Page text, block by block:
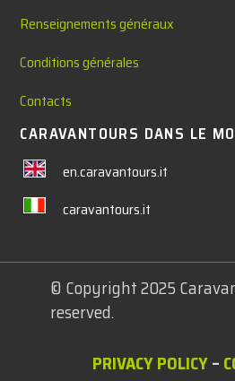
Renseignements généraux
Conditions générales
Contacts
CARAVANTOURS DANS LE
en.caravantours.it
caravantours.it
© Copyright 2025
reserved.
PRIVACY POLICY–